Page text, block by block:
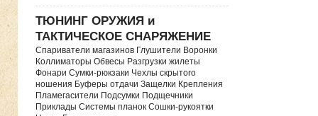
ТЮНИНГ ОРУЖИЯ и
ТАКТИЧЕСКОЕ СНАРЯЖЕНИЕ
Спариватели магазинов Глушители Воронки
Коллиматоры Обвесы Разгрузки жилеты
Фонари Сумки-рюкзаки Чехлы скрытого
ношения Буферы отдачи Защелки Крепления
Пламегасители Подсумки Подщечники
Приклады Системы планок Сошки-рукоятки